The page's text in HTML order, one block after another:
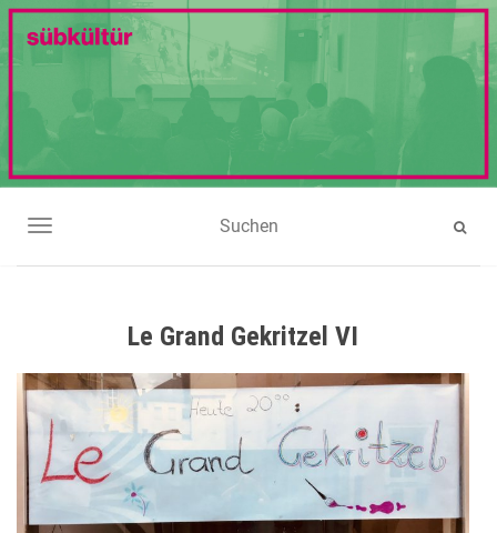
NAVIGATION UMSCHALTEN
Le Grand Gekritzel VI